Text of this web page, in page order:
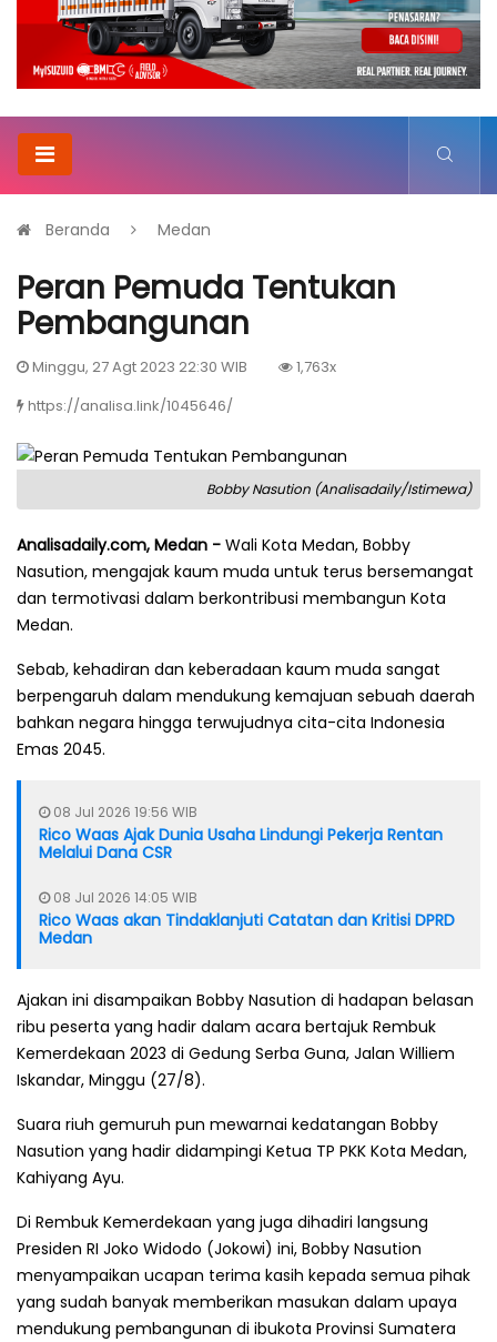
Beranda Medan
Peran Pemuda Tentukan
Pembangunan
Minggu, 27 Agt 2023 22:30 WIB
1,763x
https://analisa.link/1045646/
Bobby Nasution (Analisadaily/Istimewa)
Analisadaily.com, Medan - Wali Kota Medan, Bobby
Nasution, mengajak kaum muda untuk terus bersemangat
dan termotivasi dalam berkontribusi membangun Kota
Medan.
Sebab, kehadiran dan keberadaan kaum muda sangat
berpengaruh dalam mendukung kemajuan sebuah daerah
bahkan negara hingga terwujudnya cita-cita Indonesia
Emas 2045.
08 Jul 2026 19:56 WIB
Rico Waas Ajak Dunia Usaha Lindungi Pekerja Rentan
Melalui Dana CSR
08 Jul 2026 14:05 WIB
Rico Waas akan Tindaklanjuti Catatan dan Kritisi DPRD
Medan
Ajakan ini disampaikan Bobby Nasution di hadapan belasan
ribu peserta yang hadir dalam acara bertajuk Rembuk
Kemerdekaan 2023 di Gedung Serba Guna, Jalan Williem
Iskandar, Minggu (27/8).
Suara riuh gemuruh pun mewarnai kedatangan Bobby
Nasution yang hadir didampingi Ketua TP PKK Kota Medan,
Kahiyang Ayu.
Di Rembuk Kemerdekaan yang juga dihadiri langsung
Presiden RI Joko Widodo (Jokowi) ini, Bobby Nasution
menyampaikan ucapan terima kasih kepada semua pihak
yang sudah banyak memberikan masukan dalam upaya
mendukung pembangunan di ibukota Provinsi Sumatera